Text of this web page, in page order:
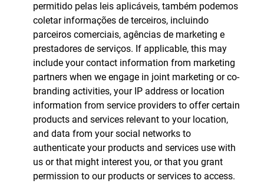
permitido pelas leis aplicáveis, também podemos
coletar informações de terceiros, incluindo
parceiros comerciais, agências de marketing e
prestadores de serviços. If applicable, this may
include your contact information from marketing
partners when we engage in joint marketing or co-
branding activities, your IP address or location
information from service providers to offer certain
products and services relevant to your location,
and data from your social networks to
authenticate your products and services use with
us or that might interest you, or that you grant
permission to our products or services to access.